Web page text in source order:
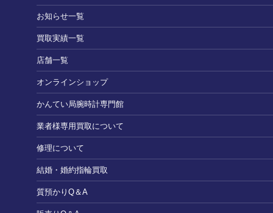
お知らせ一覧
買取実績一覧
店舗一覧
オンラインショップ
かんてい局腕時計専門館
業者様専用買取について
修理について
結婚・婚約指輪買取
質預かりQ＆A